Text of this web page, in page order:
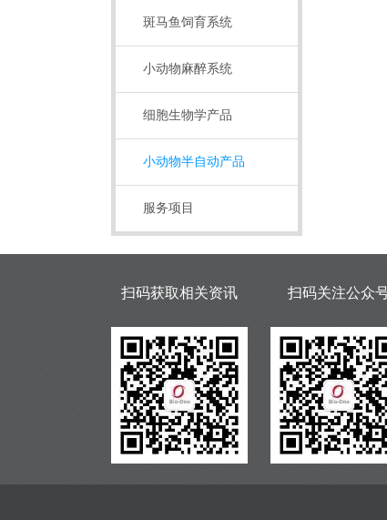
斑马鱼饲育系统
小动物麻醉系统
细胞生物学产品
小动物半自动产品
服务项目
扫码获取相关资讯 扫码关注公众